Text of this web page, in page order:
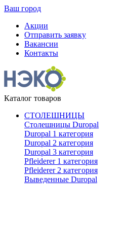
Ваш город
Акции
Отправить заявку
Вакансии
Контакты
Каталог товаров
СТОЛЕШНИЦЫ
Столешницы Duropal
Duropal 1 категория
Duropal 2 категория
Duropal 3 категория
Pfleiderer 1 категория
Pfleiderer 2 категория
Выведенные Duropal